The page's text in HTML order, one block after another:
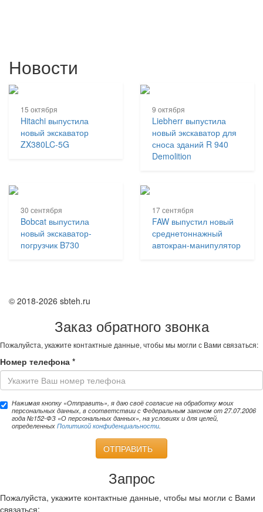
Новости
15 октября
Hitachi выпустила
новый экскаватор
ZX380LC-5G
9 октября
Liebherr выпустила
новый экскаватор для
сноса зданий R 940
Demolition
30 сентября
Bobcat выпустила
новый экскаватор-
погрузчик B730
17 сентября
FAW выпустил новый
среднетоннажный
автокран-манипулятор
© 2018-2026 sbteh.ru
Заказ обратного звонка
Пожалуйста, укажите контактные данные, чтобы мы могли с Вами связаться:
Номер телефона *
Нажимая кнопку «Отправить», я даю своё согласие на обработку моих
персональных данных, в соответствии с Федеральным законом от 27.07.2006
года №152-ФЗ «О персональных данных», на условиях и для целей,
определенных Политикой конфиденциальности
ОТПРАВИТЬ
Запрос
Пожалуйста, укажите контактные данные, чтобы мы могли с Вами
связаться: